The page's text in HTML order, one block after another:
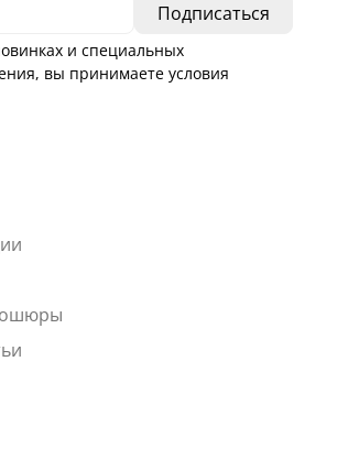
и специальных
вы принимаете условия